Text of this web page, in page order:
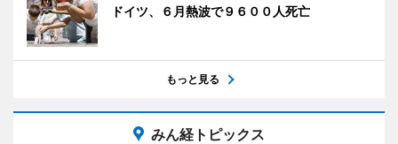
ドイツ、６月熱波で９６００人死亡
もっと見る
みん経トピックス